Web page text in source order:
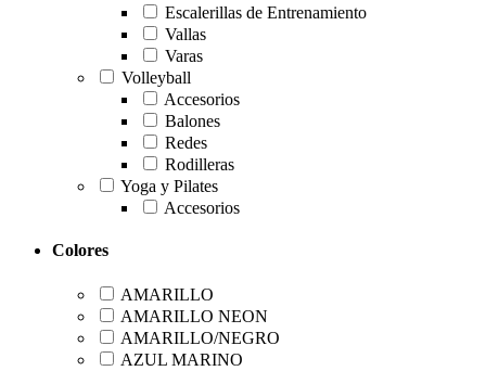
Escalerillas de Entrenamiento
Vallas
Varas
Volleyball
Accesorios
Balones
Redes
Rodilleras
Yoga y Pilates
Accesorios
Colores
AMARILLO
AMARILLO NEON
AMARILLO/NEGRO
AZUL MARINO